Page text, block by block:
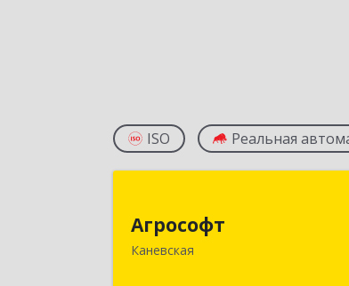
ISO Реальная
Агрософт
Каневская
353730,
Каневская ст-ца, Гагарина